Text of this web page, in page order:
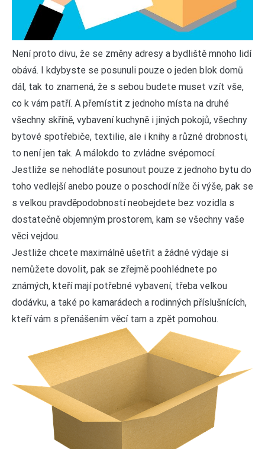
Není proto divu, že se změny adresy a bydliště mnoho lidí
obává. I kdybyste se posunuli pouze o jeden blok domů
dál, tak to znamená, že s sebou budete muset vzít vše,
co k vám patří. A přemístit z jednoho místa na druhé
všechny skříně, vybavení kuchyně i jiných pokojů, všechny
bytové spotřebiče, textilie, ale i knihy a různé drobnosti,
to není jen tak. A málokdo to zvládne svépomocí.
Jestliže se nehodláte posunout pouze z jednoho bytu do
toho vedlejší anebo pouze o poschodí níže či výše, pak se
s velkou pravděpodobností neobejdete bez vozidla s
dostatečně objemným prostorem, kam se všechny vaše
věci vejdou.
Jestliže chcete maximálně ušetřit a žádné výdaje si
nemůžete dovolit, pak se zřejmě poohlédnete po
známých, kteří mají potřebné vybavení, třeba velkou
dodávku, a také po kamarádech a rodinných příslušnících,
kteří vám s přenášením věcí tam a zpět pomohou.